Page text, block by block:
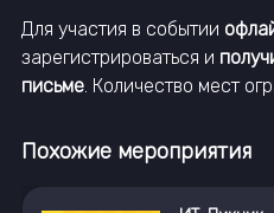
Для участия в событии
зарегистрироваться и
письме . Количество мест
Похожие мероприятия